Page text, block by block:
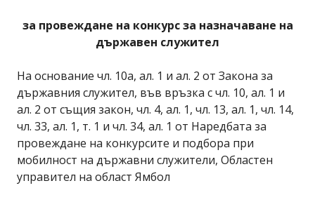
за провеждане на конкурс за назначаване на
държавен служител
На основание чл. 10а, ал. 1 и ал. 2 от Закона за
държавния служител, във връзка с чл. 10, ал. 1 и
ал. 2 от същия закон, чл. 4, ал. 1, чл. 13, ал. 1, чл. 14,
чл. 33, ал. 1, т. 1 и чл. 34, ал. 1 от Наредбата за
провеждане на конкурсите и подбора при
мобилност на държавни служители, Областен
управител на област Ямбол